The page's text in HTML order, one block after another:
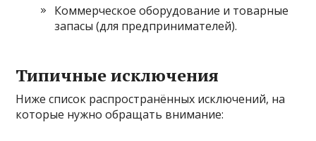
Коммерческое оборудование и товарные
запасы (для предпринимателей).
Типичные исключения
Ниже список распространённых исключений, на
которые нужно обращать внимание: